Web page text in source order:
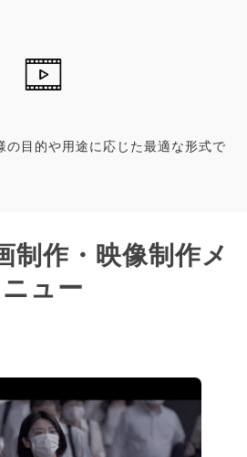
の目的や用途に応じた最適な形式で
制作・映像制作メ
ニュー